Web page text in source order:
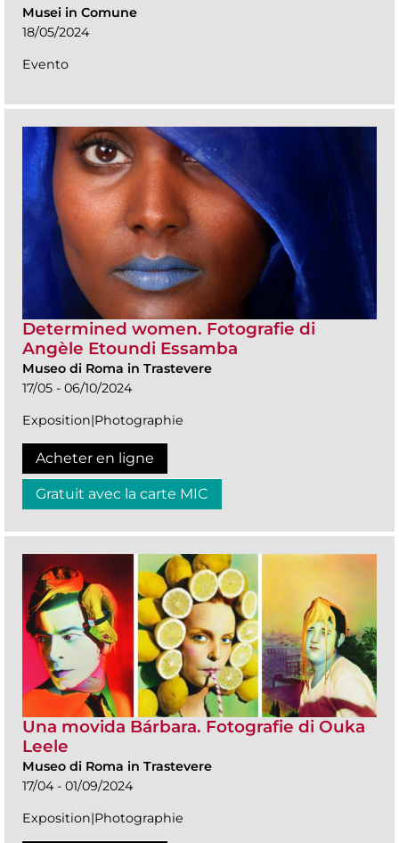
Musei in Comune
18/05/2024
Evento
Determined women. Fotografie di
Angèle Etoundi Essamba
Museo di Roma in Trastevere
17/05 - 06/10/2024
Exposition|Photographie
Acheter en ligne
Gratuit avec la carte MIC
Una movida Bárbara. Fotografie di Ouka
Leele
Museo di Roma in Trastevere
17/04 - 01/09/2024
Exposition|Photographie